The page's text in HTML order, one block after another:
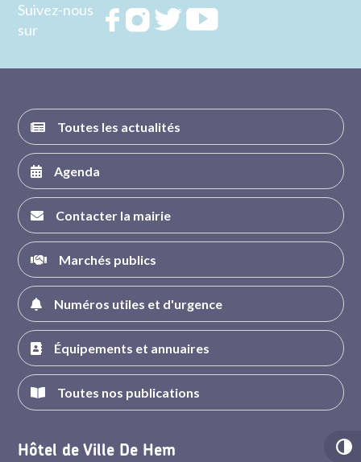
Suivez-nous
sur
RejoignezRejoignezRejoignez
Toutes les actualités
Agenda
Contacter la mairie
Marchés publics
Numéros utiles et d'urgence
Équipements et annuaires
Toutes nos publications
Hôtel de Ville De Hem